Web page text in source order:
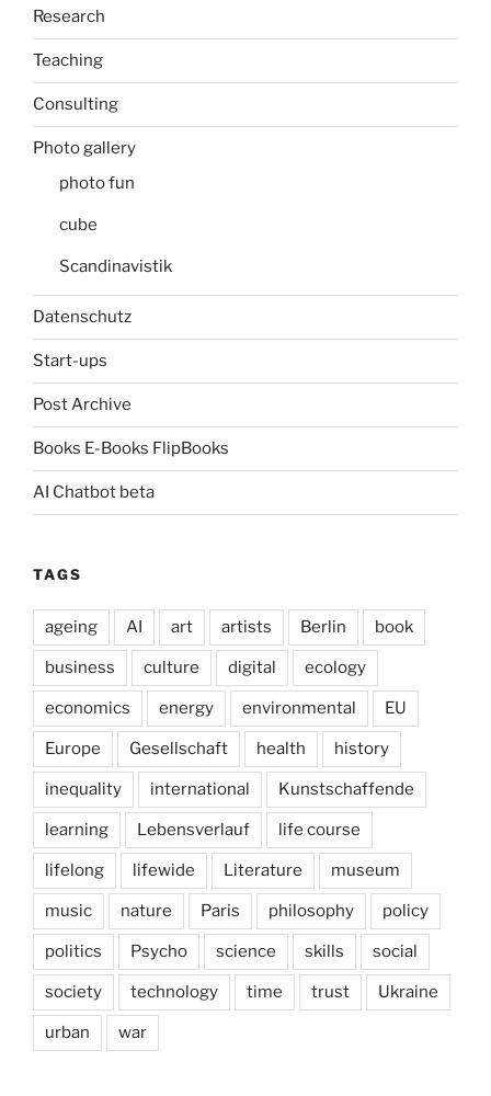
Research
Teaching
Consulting
Photo gallery
photo fun
cube
Scandinavistik
Datenschutz
Start-ups
Post Archive
Books E-Books FlipBooks
AI Chatbot beta
TAGS
ageing AI art artists Berlin book
business culture digital ecology
economics energy environmental EU
Europe Gesellschaft health history
inequality international Kunstschaffende
learning Lebensverlauf life course
lifelong lifewide Literature museum
music nature Paris philosophy policy
politics Psycho science skills social
society technology time trust Ukraine
urban war